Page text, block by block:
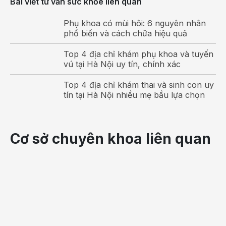
Để số lượng sữa tiết ra nhiều, mẹ cần cho trẻ bú
theo cữ cố định, cứ cách khoảng 2 – 3 giờ cho trẻ bú
một lần. Với những trẻ trên 3 tháng mẹ có thể giãn
các cữ bú lên khoảng 3 - 4 tiếng/ lần.
Những phụ nữ nuôi con bằng sữa mẹ
cũng cần nắm
vững cách cho trẻ sơ sinh bú đúng cách để trẻ có
trẻ bú mà hãy để trẻ bú hết bầu sữa bên này rồi
chuyển sang bầu sữa bên kia.
Phụ khoa có mùi hôi: 6 nguyên nhân
phổ biến và cách chữa hiệu quả
Top 4 địa chỉ khám phụ khoa và tuyến
vú tại Hà Nội uy tín, chính xác
Top 4 địa chỉ khám thai và sinh con uy
tín tại Hà Nội nhiều mẹ bầu lựa chọn
Cơ sở chuyên khoa liên quan